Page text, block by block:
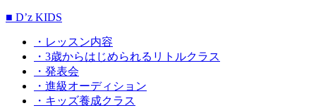
■ D’z KIDS
・レッスン内容
・3歳からはじめられるリトルクラス
・発表会
・進級オーディション
・キッズ養成クラス